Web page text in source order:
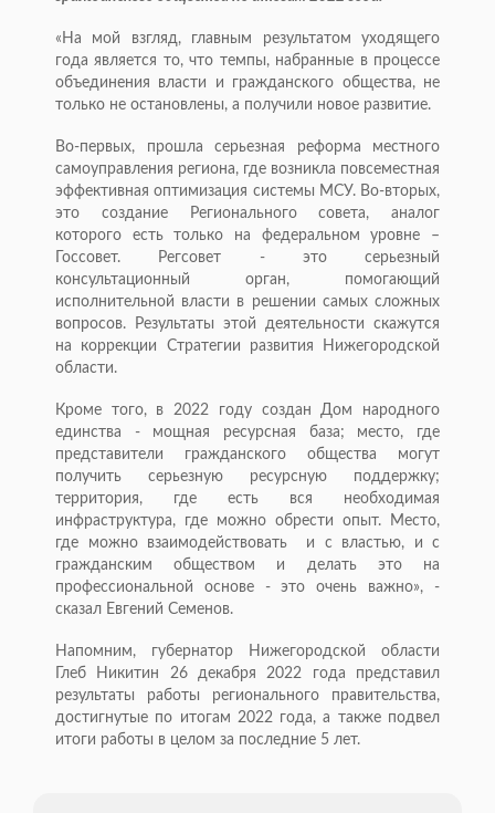
«На мой взгляд, главным результатом уходящего
года является то, что темпы, набранные в процессе
объединения власти и гражданского общества, не
только не остановлены, а получили новое развитие.
Во-первых, прошла серьезная реформа местного
самоуправления региона, где возникла повсеместная
эффективная оптимизация системы МСУ. Во-вторых,
это создание Регионального совета, аналог
которого есть только на федеральном уровне –
Госсовет. Регсовет - это серьезный
консультационный орган, помогающий
исполнительной власти в решении самых сложных
вопросов. Результаты этой деятельности скажутся
на коррекции Стратегии развития Нижегородской
области.
Кроме того, в 2022 году создан Дом народного
единства - мощная ресурсная база; место, где
представители гражданского общества могут
получить серьезную ресурсную поддержку;
территория, где есть вся необходимая
инфраструктура, где можно обрести опыт. Место,
где можно взаимодействовать и с властью, и с
гражданским обществом и делать это на
профессиональной основе - это очень важно», -
сказал Евгений Семенов.
Напомним, губернатор Нижегородской области
Глеб Никитин 26 декабря 2022 года представил
результаты работы регионального правительства,
достигнутые по итогам 2022 года, а также подвел
итоги работы в целом за последние 5 лет.